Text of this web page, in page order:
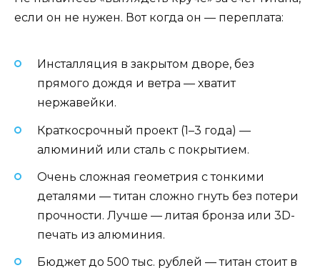
если он не нужен. Вот когда он — переплата:
Инсталляция в закрытом дворе, без
прямого дождя и ветра — хватит
нержавейки.
Краткосрочный проект (1–3 года) —
алюминий или сталь с покрытием.
Очень сложная геометрия с тонкими
деталями — титан сложно гнуть без потери
прочности. Лучше — литая бронза или 3D-
печать из алюминия.
Бюджет до 500 тыс. рублей — титан стоит в